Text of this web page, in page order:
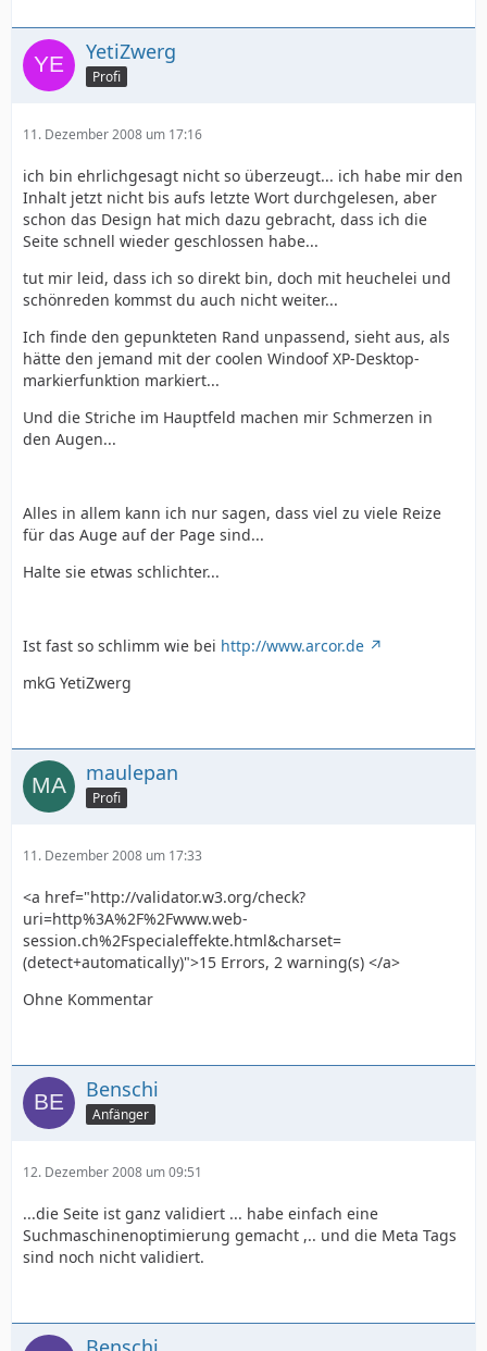
YetiZwerg
Profi
11. Dezember 2008 um 17:16
ich bin ehrlichgesagt nicht so überzeugt... ich habe mir den
Inhalt jetzt nicht bis aufs letzte Wort durchgelesen, aber
schon das Design hat mich dazu gebracht, dass ich die
Seite schnell wieder geschlossen habe...
tut mir leid, dass ich so direkt bin, doch mit heuchelei und
schönreden kommst du auch nicht weiter...
Ich finde den gepunkteten Rand unpassend, sieht aus, als
hätte den jemand mit der coolen Windoof XP-Desktop-
markierfunktion markiert...
Und die Striche im Hauptfeld machen mir Schmerzen in
den Augen...
Alles in allem kann ich nur sagen, dass viel zu viele Reize
für das Auge auf der Page sind...
Halte sie etwas schlichter...
Ist fast so schlimm wie bei http://www.arcor.de
mkG YetiZwerg
maulepan
Profi
11. Dezember 2008 um 17:33
<a href="http://validator.w3.org/check?
uri=http%3A%2F%2Fwww.web-
session.ch%2Fspecialeffekte.html&charset=
(detect+automatically)">15 Errors, 2 warning(s) </a>
Ohne Kommentar
Benschi
Anfänger
12. Dezember 2008 um 09:51
...die Seite ist ganz validiert ... habe einfach eine
Suchmaschinenoptimierung gemacht ,.. und die Meta Tags
sind noch nicht validiert.